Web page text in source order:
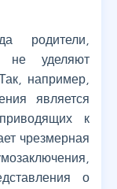
родители,
не уделяют
например,
является
к
чрезмерная
о